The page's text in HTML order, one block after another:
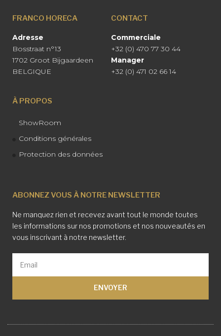
FRANCO HORECA
Adresse
Bosstraat n°13
1702 Groot Bijgaardeen
BELGIQUE
CONTACT
Commerciale
+32 (0) 470 77 30 44
Manager
+32 (0) 471 02 66 14
À PROPOS
ShowRoom
Conditions générales
Protection des données
ABONNEZ VOUS À NOTRE NEWSLETTER
Ne manquez rien et recevez avant tout le monde toutes
les informations sur nos promotions et nos nouveautés en
vous inscrivant à notre newsletter.
ENVOYER